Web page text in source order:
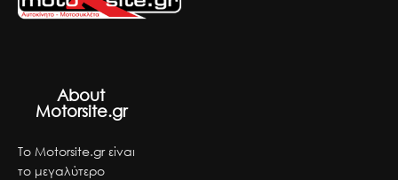
About
Motorsite.gr
Το Motorsite.gr είναι
το μεγαλύτερο